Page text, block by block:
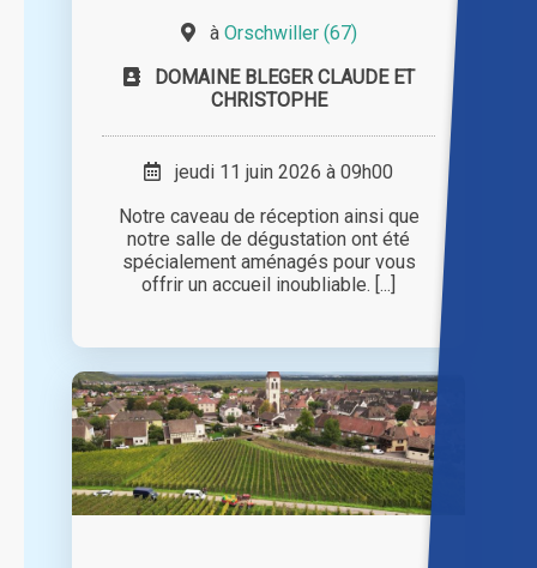
à Orschwiller (67)
DOMAINE BLEGER CLAUDE ET
CHRISTOPHE
jeudi 11 juin 2026 à 09h00
Notre caveau de réception ainsi que
notre salle de dégustation ont été
spécialement aménagés pour vous
offrir un accueil inoubliable. [...]